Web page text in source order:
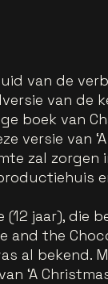
van de
van de
boek van
versie van ‘A
zal zorgen
jaar), die
and the
al bekend.
‘A